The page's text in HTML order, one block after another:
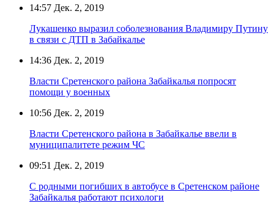
14:57 Дек. 2, 2019
Лукашенко выразил соболезнования Владимиру Путину
в связи с ДТП в Забайкалье
14:36 Дек. 2, 2019
Власти Сретенского района Забайкалья попросят
помощи у военных
10:56 Дек. 2, 2019
Власти Сретенского района в Забайкалье ввели в
муниципалитете режим ЧС
09:51 Дек. 2, 2019
С родными погибших в автобусе в Сретенском районе
Забайкалья работают психологи